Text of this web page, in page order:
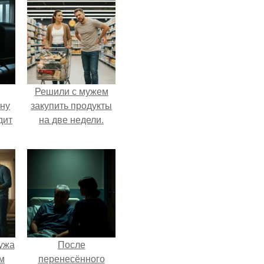
Решили с мужем
закупить продукты
на две недели.
После
перенесённого